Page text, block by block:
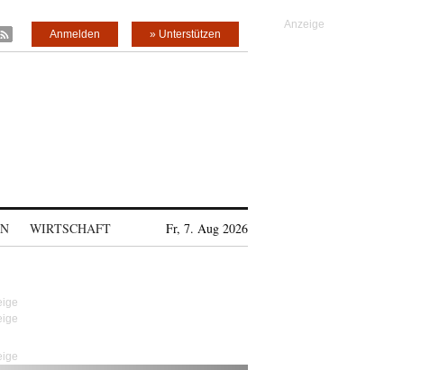
» Unterstützen
Anmelden
WIRTSCHAFT Fr, 7. Aug 2026